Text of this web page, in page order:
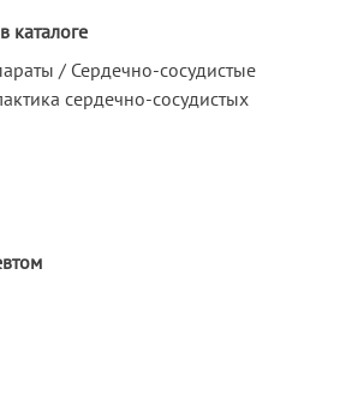
каталоге
/ Сердечно-сосудистые
сердечно-сосудистых